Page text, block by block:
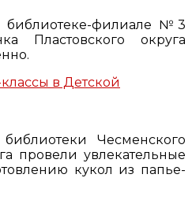
библиотеке-филиале №3
Пластовского округа
в Детской
Чесменского
провели увлекательные
кукол из папье-